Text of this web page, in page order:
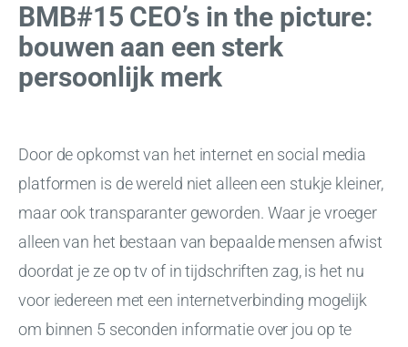
BMB#15 CEO’s in the picture:
bouwen aan een sterk
persoonlijk merk
Door de opkomst van het internet en social media
platformen is de wereld niet alleen een stukje kleiner,
maar ook transparanter geworden. Waar je vroeger
alleen van het bestaan van bepaalde mensen afwist
doordat je ze op tv of in tijdschriften zag, is het nu
voor iedereen met een internetverbinding mogelijk
om binnen 5 seconden informatie over jou op te